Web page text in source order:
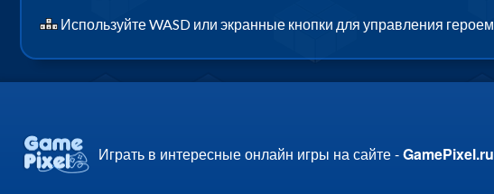
Используйте WASD или экранные кнопки для управления героем
Играть в интересные онлайн игры на сайте -GamePixel.ru